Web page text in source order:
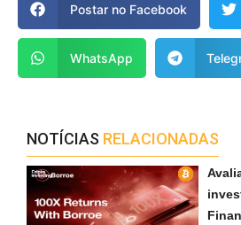
Postar no Facebook
WhatsApp
NOTÍCIAS RELACIONADAS